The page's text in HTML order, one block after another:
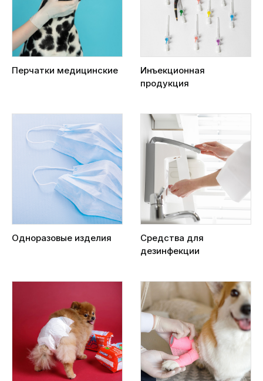
Перчатки медицинские
Инъекционная
продукция
Одноразовые изделия
Средства для
дезинфекции